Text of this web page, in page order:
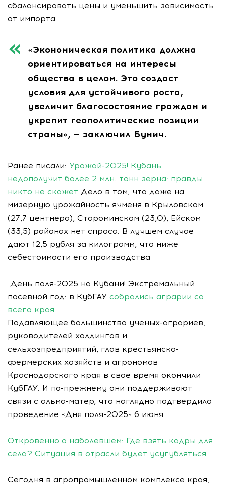
сбалансировать цены и уменьшить зависимость
от импорта.
«Экономическая политика должна
ориентироваться на интересы
общества в целом. Это создаст
условия для устойчивого роста,
увеличит благосостояние граждан и
укрепит геополитические позиции
страны», — заключил Бунич.
Ранее писали: Урожай-2025! Кубань
недополучит более 2 млн. тонн зерна: правды
никто не скажет Дело в том, что даже на
мизерную урожайность ячменя в Крыловском
(27,7 центнера), Староминском (23,0), Ейском
(33,5) районах нет спроса. В лучшем случае
дают 12,5 рубля за килограмм, что ниже
себестоимости его производства
День поля-2025 на Кубани! Экстремальный
посевной год: в КубГАУ собрались аграрии со
всего края
Подавляющее большинство ученых-аграриев,
руководителей холдингов и
сельхозпредприятий, глав крестьянско-
фермерских хозяйств и агрономов
Краснодарского края в свое время окончили
КубГАУ. И по-прежнему они поддерживают
связи с альма-матер, что наглядно подтвердило
проведение «Дня поля-2025» 6 июня.
Откровенно о наболевшем: Где взять кадры для
села? Ситуация в отрасли будет усугубляться
Сегодня в агропромышленном комплексе края,